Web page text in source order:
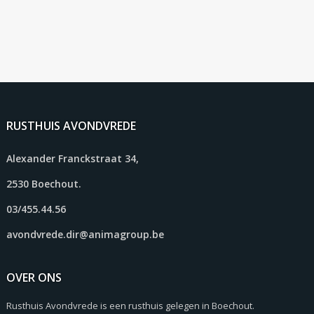
RUSTHUIS AVONDVREDE
Alexander Franckstraat 34,
2530 Boechout.
03/455.44.56
avondvrede.dir@animagroup.be
OVER ONS
Rusthuis Avondvrede is een rusthuis gelegen in Boechout.